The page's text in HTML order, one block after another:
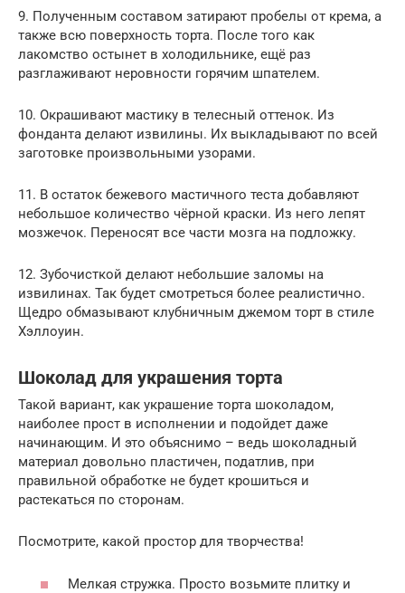
9. Полученным составом затирают пробелы от крема, а
также всю поверхность торта. После того как
лакомство остынет в холодильнике, ещё раз
разглаживают неровности горячим шпателем.
10. Окрашивают мастику в телесный оттенок. Из
фонданта делают извилины. Их выкладывают по всей
заготовке произвольными узорами.
11. В остаток бежевого мастичного теста добавляют
небольшое количество чёрной краски. Из него лепят
мозжечок. Переносят все части мозга на подложку.
12. Зубочисткой делают небольшие заломы на
извилинах. Так будет смотреться более реалистично.
Щедро обмазывают клубничным джемом торт в стиле
Хэллоуин.
Шоколад для украшения торта
Такой вариант, как украшение торта шоколадом,
наиболее прост в исполнении и подойдет даже
начинающим. И это объяснимо – ведь шоколадный
материал довольно пластичен, податлив, при
правильной обработке не будет крошиться и
растекаться по сторонам.
Посмотрите, какой простор для творчества!
Мелкая стружка. Просто возьмите плитку и